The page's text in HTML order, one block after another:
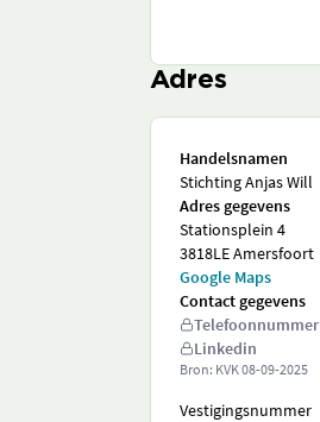
Adres
Handelsnamen
Stichting Anjas Will
Adres gegevens
Stationsplein 4
3818LE Amersfoort
Google Maps
Contact gegevens
Telefoonnummer
Linkedin
Bron: KVK08-09-2025
Vestigingsnummer